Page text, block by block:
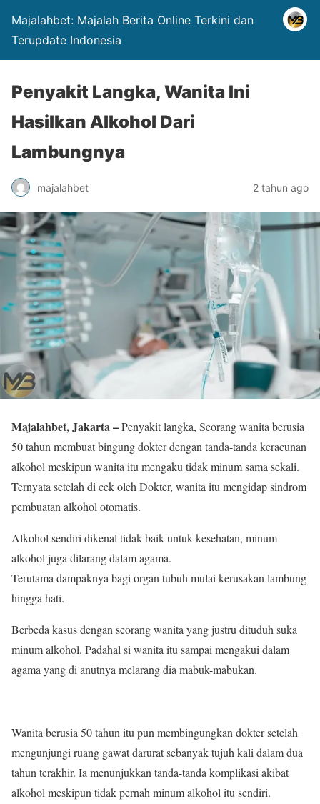
Majalahbet: Majalah Berita Online Terkini dan
Terupdate Indonesia
Penyakit Langka, Wanita Ini
Hasilkan Alkohol Dari
Lambungnya
majalahbet 2 tahun ago
Majalahbet, Jakarta –Penyakit langka, Seorang wanita berusia
50 tahun membuat bingung dokter dengan tanda-tanda keracunan
alkohol meskipun wanita itu mengaku tidak minum sama sekali.
Ternyata setelah di cek oleh Dokter, wanita itu mengidap sindrom
pembuatan alkohol otomatis.
Alkohol sendiri dikenal tidak baik untuk kesehatan, minum
alkohol juga dilarang dalam agama.
Terutama dampaknya bagi organ tubuh mulai kerusakan lambung
hingga hati.
Berbeda kasus dengan seorang wanita yang justru dituduh suka
minum alkohol. Padahal si wanita itu sampai mengakui dalam
agama yang di anutnya melarang dia mabuk-mabukan.
Wanita berusia 50 tahun itu pun membingungkan dokter setelah
mengunjungi ruang gawat darurat sebanyak tujuh kali dalam dua
tahun terakhir. Ia menunjukkan tanda-tanda komplikasi akibat
alkohol meskipun tidak pernah minum alkohol itu sendiri.